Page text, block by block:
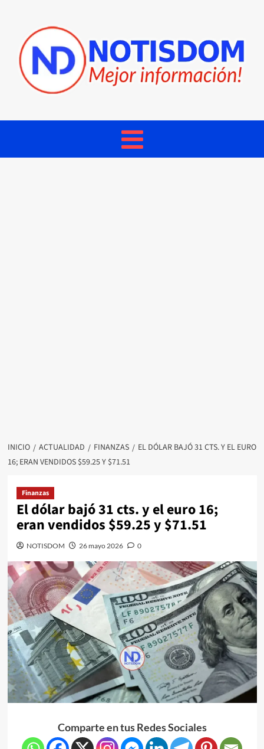
INICIO ACTUALIDAD FINANZAS
EL DÓLAR BAJÓ 31 CTS. Y EL EURO
16; ERAN VENDIDOS $59.25 Y $71.51
Finanzas
El dólar bajó 31 cts. y el euro 16;
eran vendidos $59.25 y $71.51
NOTISDOM 26 mayo 2026 0
Comparte en tus Redes Sociales